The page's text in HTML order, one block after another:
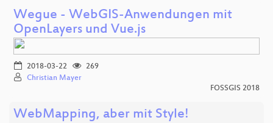
Wegue - WebGIS-Anwendungen mit
OpenLayers und Vue.js
2018-03-22
269
Christian Mayer
FOSSGIS 2018
WebMapping, aber mit Style!